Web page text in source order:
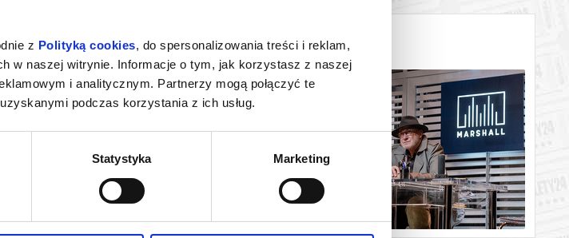
z Polityką cookies, do spersonalizowania treści i reklam,
w naszej witrynie. Informacje o tym, jak korzystasz z naszej
i analitycznym. Partnerzy mogą połączyć te
podczas korzystania z ich usług.
Statystyka Marketing